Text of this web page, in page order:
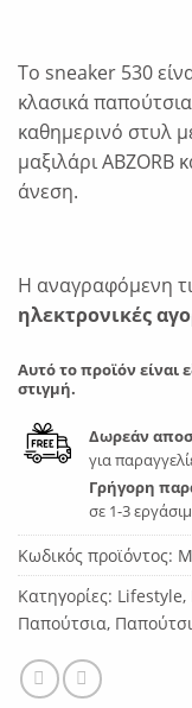
Το sneaker 530
κλασικά
καθημερινό στυλ
μαξιλάρι
άνεση.
Η αναγραφόμενη
ηλεκτρονικές
Αυτό το προϊόν είναι
στιγμή.
Δωρεάν
για
Γρήγορη
σε 1-3
Κωδικός προϊόντος:
Κατηγορίες: Lifestyle,
Παπούτσια,